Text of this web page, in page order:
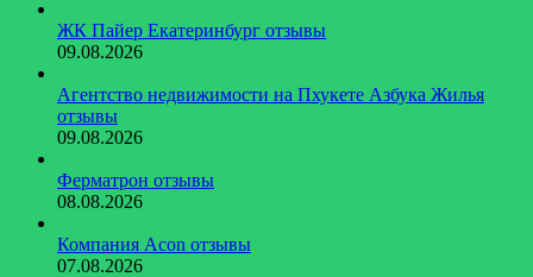
ЖК Пайер Екатеринбург отзывы
09.08.2026
Агентство недвижимости на Пхукете Азбука Жилья
отзывы
09.08.2026
Ферматрон отзывы
08.08.2026
Компания Acon отзывы
07.08.2026